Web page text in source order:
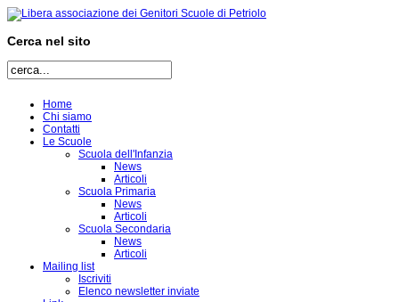
Cerca nel sito
Home
Chi siamo
Contatti
Le Scuole
Scuola dell'Infanzia
News
Articoli
Scuola Primaria
News
Articoli
Scuola Secondaria
News
Articoli
Mailing list
Iscriviti
Elenco newsletter inviate